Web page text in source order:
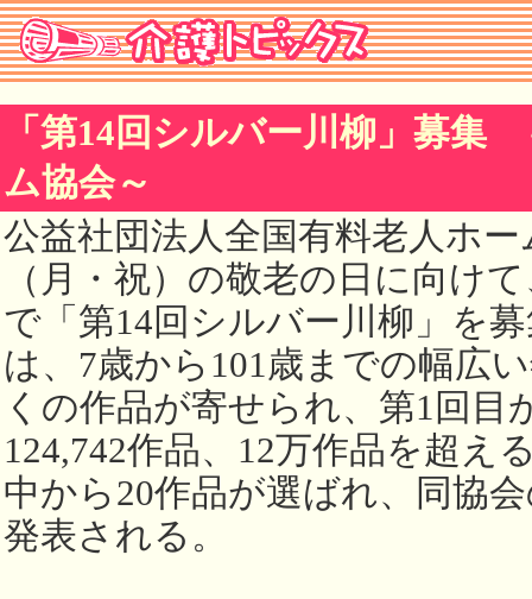
「第14回シルバー川柳」募集
ム協会～
公益社団法人全国有料老人ホ
（月・祝）の敬老の日に向け
で「第14回シルバー川柳」を
は、7歳から101歳までの幅広
くの作品が寄せられ、第1回目
124,742作品、12万作品を超え
中から20作品が選ばれ、同協
発表される。